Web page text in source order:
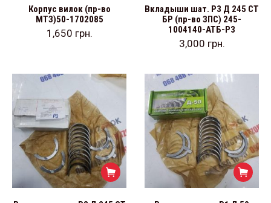
Корпус вилок (пр-во
МТЗ)50-1702085
1,650 грн.
Вкладыши шат. Р3 Д 245 СТ
БР (пр-во ЗПС) 245-
1004140-АТБ-Р3
3,000 грн.